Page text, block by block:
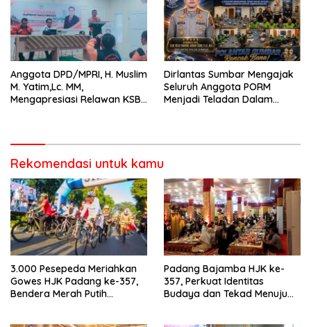
Anggota DPD/MPRI, H. Muslim
M. Yatim,Lc. MM,
Mengapresiasi Relawan KSB
Dirlantas Sumbar Mengajak
Seluruh Anggota PORM
Menjadi Teladan Dalam
Rekomendasi untuk kamu
3.000 Pesepeda Meriahkan
Gowes HJK Padang ke-357,
Bendera Merah Putih
Padang Bajamba HJK ke-
357, Perkuat Identitas
Budaya dan Tekad Menuju